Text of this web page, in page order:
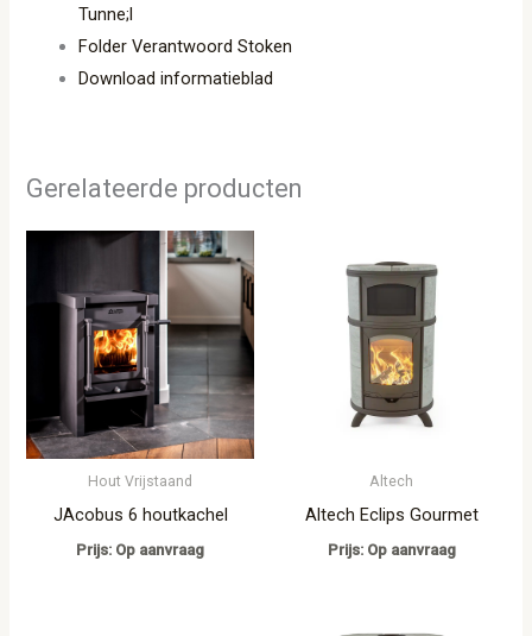
Tunne;l
Folder Verantwoord Stoken
Download informatieblad
Gerelateerde producten
Hout Vrijstaand
JAcobus 6 houtkachel
Prijs: Op aanvraag
Altech
Altech Eclips Gourmet
Prijs: Op aanvraag